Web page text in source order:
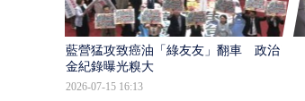
藍營猛攻致癌油「綠友友」翻車 政治獻
金紀錄曝光糗大
2026-07-15 16:13